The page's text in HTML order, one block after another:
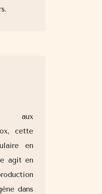
aux
cette
en
agit en
dans